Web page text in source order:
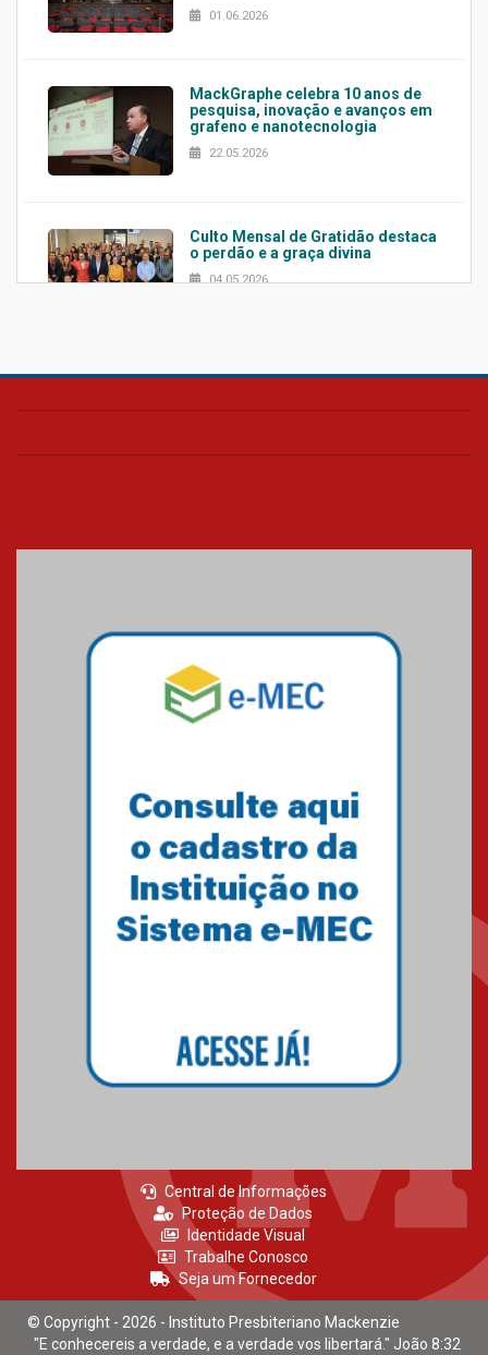
01.06.2026
MackGraphe celebra 10 anos de
pesquisa, inovação e avanços em
grafeno e nanotecnologia
22.05.2026
Culto Mensal de Gratidão destaca
o perdão e a graça divina
04.05.2026
Confira como foi o culto mensal
Mackenzie mobiliza campanha
solidária para apoiar famílias em
Minas Gerais
Primeiro culto do ano ressalta o
27.02.2026
Central de Informações
Proteção de Dados
Identidade Visual
Trabalhe Conosco
Seja um Fornecedor
© Copyright - 2026 - Instituto Presbiteriano Mackenzie
"E conhecereis a verdade, e a verdade vos libertará." João 8:32